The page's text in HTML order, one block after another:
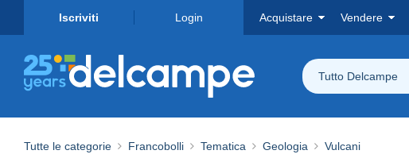
Iscriviti Login Acquistare Vendere
Tutto Delcampe
Tutte le categorie Francobolli Tematica Geologia Vulcani